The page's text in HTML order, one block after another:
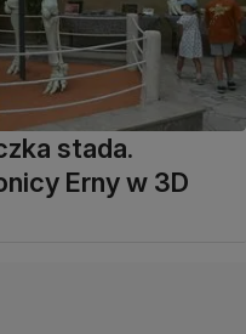
stada.
Erny w 3D